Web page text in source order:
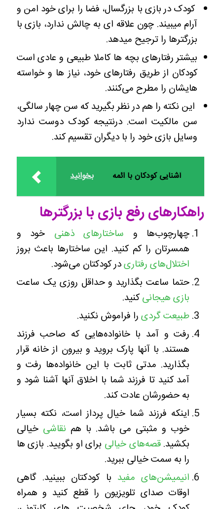
کودک در بازی با بزرگسال، فضا را برای خود امن و
آرام میبیند. چون علاقه ای به چالش ندارد، بازی با
بزرگترها را ترجیح میدهد.
بیشتر رفتارهای بچه ها کاملا طبیعی و عادی است
کودکان از طریق رفتارهای خود، نیاز ها و خواسته
هایشان را مطرح می‌کنند.
این نکته را هم در نظر بگیرید که سن چهار سالگی،
سن مالکیت است. درنتیجه کودک دوست ندارد
وسایل بازی خود را با دیگران تقسیم کند.
بخوانید آشنایی کودکان با ائمه
راهکارهای رفع بازی با بزرگترها
چهارچوب‌ها و ساختارهای ذهنی خود و
همسرتان را کم کنید. این ساختارها باعث بروز
اختلال‌های رفتاریدر کودکتان می‌شود.
حتما ساعت بگذارید و حداقل روزی یک ساعت
بازی هیجانیکنید.
طبیعت گردیرا فراموش نکنید.
رفت و آمد با خانواده‌هایی که صاحب فرزند
هستند. با آنها پارک بروید و بیرون از خانه قرار
بگذارید. مدتی ثابت با این خانواده‌ها رفت و
آمد کنید تا فرزند شما با اخلاق آنها آشنا شود و
به حضورشان عادت کند.
اینکه فرزند شما خیال پرداز است، نکته بسیار
خوب و مثبتی می باشد. با هم نقاشی خیالی
بکشید.قصه‌های خیالی برای او بگویید. بازی ها
را به سمت خیالی ببرید.
انیمیشن‌های مفید با کودکتان ببینید. گاهی
اوقات صدای تلویزیون را قطع کنید و همراه